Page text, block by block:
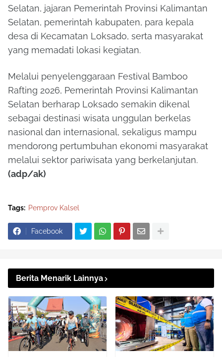
Selatan, jajaran Pemerintah Provinsi Kalimantan
Selatan, pemerintah kabupaten, para kepala
desa di Kecamatan Loksado, serta masyarakat
yang memadati lokasi kegiatan.
Melalui penyelenggaraan Festival Bamboo
Rafting 2026, Pemerintah Provinsi Kalimantan
Selatan berharap Loksado semakin dikenal
sebagai destinasi wisata unggulan berkelas
nasional dan internasional, sekaligus mampu
mendorong pertumbuhan ekonomi masyarakat
melalui sektor pariwisata yang berkelanjutan.
(adp/ak)
Tags: Pemprov Kalsel
Facebook
Berita Menarik Lainnya